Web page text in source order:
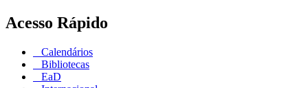
Acesso Rápido
Calendários
Bibliotecas
EaD